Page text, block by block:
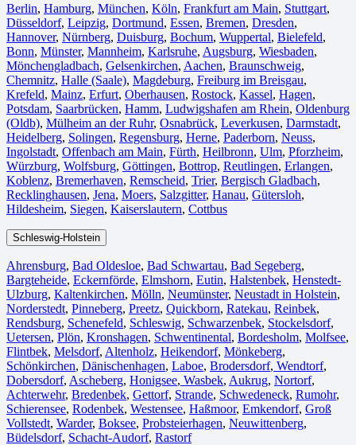
Berlin⁠, Hamburg, München, Köln⁠, Frankfurt am Main, Stuttgart,
Düsseldorf, Leipzig, Dortmund, Essen, Bremen, Dresden,
Hannover, Nürnberg, Duisburg⁠, Bochum, Wuppertal⁠, Bielefeld⁠,
Bonn⁠, Münster⁠, Mannheim, Karlsruhe, Augsburg, Wiesbaden⁠,
Mönchengladbach⁠, Gelsenkirchen⁠, Aachen⁠, Braunschweig,
Chemnitz⁠, Halle (Saale)⁠, Magdeburg, Freiburg im Breisgau⁠,
Krefeld⁠, Mainz⁠, Erfurt, Oberhausen⁠, Rostock⁠, Kassel⁠, Hagen,
Potsdam, Saarbrücken⁠, Hamm, Ludwigshafen am Rhein⁠, Oldenburg
(Oldb), Mülheim an der Ruhr, Osnabrück⁠, Leverkusen, Darmstadt⁠,
Heidelberg, Solingen, Regensburg, Herne⁠, Paderborn, Neuss,
Ingolstadt, Offenbach am Main, Fürth⁠, Heilbronn, Ulm⁠, Pforzheim,
Würzburg, Wolfsburg⁠, Göttingen, Bottrop, Reutlingen, Erlangen⁠,
Koblenz, Bremerhaven⁠, Remscheid, Trier⁠, Bergisch Gladbach,
Recklinghausen, Jena⁠, Moers⁠, Salzgitter⁠, Hanau, Gütersloh,
Hildesheim⁠, Siegen⁠, Kaiserslautern⁠, Cottbus⁠
Schleswig-Holstein
Ahrensburg, Bad Oldesloe, Bad Schwartau, Bad Segeberg,
Bargteheide, Eckernförde, Elmshorn, Eutin, Halstenbek, Henstedt-
Ulzburg, Kaltenkirchen, Mölln, Neumünster, Neustadt in Holstein,
Norderstedt, Pinneberg, Preetz, Quickborn, Ratekau, Reinbek,
Rendsburg, Schenefeld, Schleswig, Schwarzenbek, Stockelsdorf,
Uetersen, Plön, Kronshagen, Schwentinental, Bordesholm, Molfsee,
Flintbek, Melsdorf, Altenholz, Heikendorf, Mönkeberg,
Schönkirchen, Dänischenhagen, Laboe, Brodersdorf, Wendtorf,
Dobersdorf, Ascheberg, Honigsee, Wasbek, Aukrug, Nortorf,
Achterwehr, Bredenbek, Gettorf, Strande, Schwedeneck, Rumohr,
Schierensee, Rodenbek, Westensee, Haßmoor, Emkendorf, Groß
Vollstedt, Warder, Boksee, Probsteierhagen, Neuwittenberg,
Büdelsdorf, Schacht-Audorf, Rastorf